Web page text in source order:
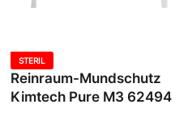
STERIL
Reinraum-Mundschutz
Kimtech Pure M3 62494